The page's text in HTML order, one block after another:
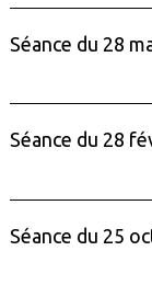
Séance du 28
Séance du 28
Séance du 25